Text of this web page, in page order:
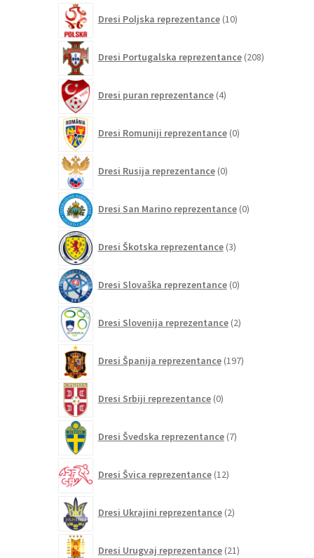
Dresi Poljska reprezentance 10izdelkov
Dresi Portugalska reprezentance 208izdelkov
Dresi puran reprezentance 4izdelki
Dresi Romuniji reprezentance 0izdelkov
Dresi Rusija reprezentance 0izdelkov
Dresi San Marino reprezentance 0izdelkov
Dresi Škotska reprezentance 3izdelki
Dresi Slovaška reprezentance 0izdelkov
Dresi Slovenija reprezentance 2izdelka
Dresi Španija reprezentance 197izdelkov
Dresi Srbiji reprezentance 0izdelkov
Dresi Švedska reprezentance 7izdelkov
Dresi Švica reprezentance 12izdelkov
Dresi Ukrajini reprezentance 2izdelka
Dresi Urugvaj reprezentance 21